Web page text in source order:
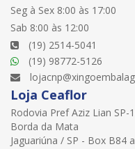
Seg à Sex 8:00 às 17:00
Sab 8:00 às 12:00
(19) 2514-5041
(19) 98772-5126
Loja Ceaflor
Rodovia Pref Aziz Lian SP-
Borda da Mata
Jaguariúna / SP - Box B84